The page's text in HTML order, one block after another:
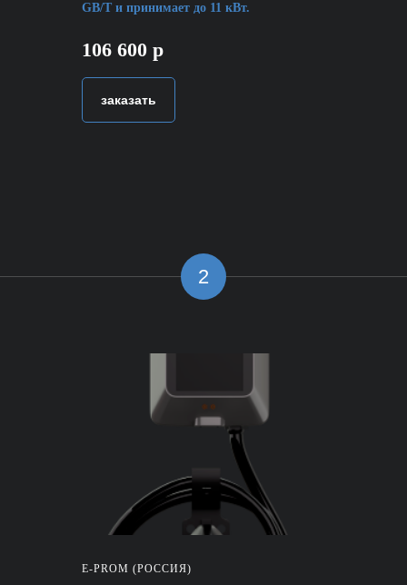
GB/T и принимает до 11 кВт.
106 600 р
заказать
2
E-PROM (РОССИЯ)